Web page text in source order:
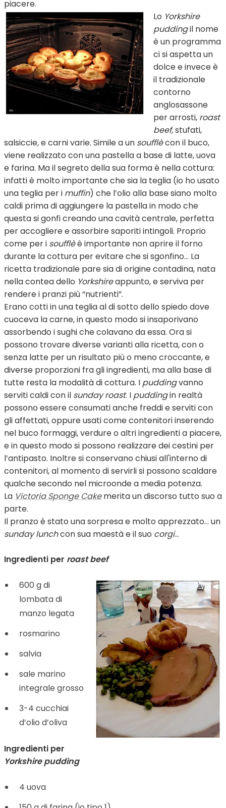
piacere.
Lo Yorkshire
puddingil nome
è un programma
ci si aspetta un
dolce e invece è
il tradizionale
contorno
anglosassone
per arrosti, roast
beef,stufati,
salsiccie,e carni varie. Simile a un soufflècon il buco,
viene realizzato con una pastella a base di latte, uova
e farina. Ma il segreto della sua forma è nella cottura:
infatti è molto importante che sia la teglia (io ho usato
una teglia per i muffin) che l’olio alla base siano molto
caldi prima di aggiungere la pastella in modo che
questa si gonfi creando una cavità centrale, perfetta
per accogliere e assorbire saporiti intingoli. Proprio
come per i soufflèè importante non aprire il forno
durante la cottura per evitare che si sgonfino… La
ricetta tradizionale pare sia di origine contadina, nata
nella contea dello Yorkshireappunto, e serviva per
rendere i pranzi più “nutrienti”.
Erano cotti in una teglia al di sotto dello spiedo dove
cuoceva la carne, in questo modo si insaporivano
assorbendo i sughi che colavano da essa. Ora si
possono trovare diverse varianti alla ricetta, con o
senza latte per un risultato più o meno croccante, e
diverse proporzioni fra gli ingredienti, ma alla base di
tutte resta la modalità di cottura. I puddingvanno
serviti caldi con il sunday roast. I puddingin realtà
possono essere consumati anche freddi e serviti con
gli affettati, oppure usati come contenitori inserendo
nel buco formaggi, verdure o altri ingredienti a piacere,
e in questo modo si possono realizzare dei cestini per
l’antipasto. Inoltre si conservano chiusi all'interno di
contenitori, al momento di servirli si possono scaldare
qualche secondo nel microonde a media potenza.
La Victoria Sponge Cakemerita un discorso tutto suo a
parte.
Il pranzo è stato una sorpresa e molto apprezzato… un
sunday lunchcon sua maestà e il suo corgi…
Ingredienti per roast beef
600 g di
lombata di
manzo legata
rosmarino
salvia
sale marino
integrale grosso
3-4 cucchiai
d’olio d’oliva
Ingredienti per
Yorkshire pudding
4 uova